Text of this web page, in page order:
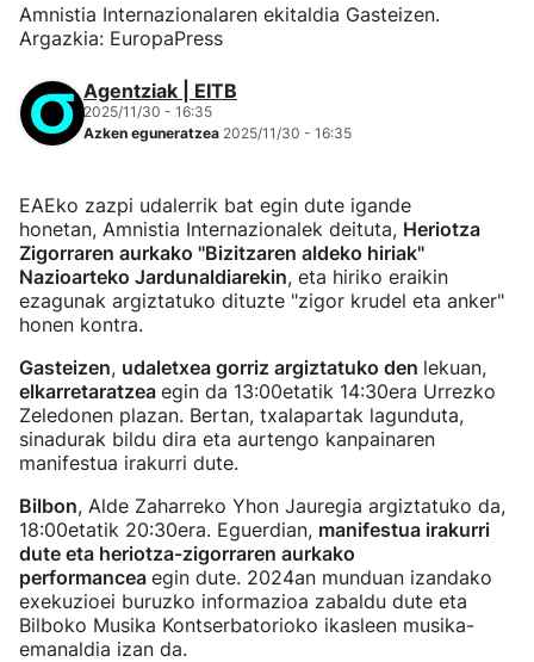
Amnistia Internazionalaren ekitaldia Gasteizen.
Argazkia: EuropaPress
Agentziak | EITB
2025/11/30 - 16:35
Azken eguneratzea 2025/11/30 - 16:35
EAEko zazpi udalerrik bat egin dute igande
honetan, Amnistia Internazionalek deituta, Heriotza
Zigorraren aurkako "Bizitzaren aldeko hiriak"
Nazioarteko Jardunaldiarekin, eta hiriko eraikin
ezagunak argiztatuko dituzte "zigor krudel eta anker"
honen kontra.
Gasteizen, udaletxea gorriz argiztatuko den lekuan,
elkarretaratzea egin da 13:00etatik 14:30era Urrezko
Zeledonen plazan. Bertan, txalapartak lagunduta,
sinadurak bildu dira eta aurtengo kanpainaren
manifestua irakurri dute.
Bilbon, Alde Zaharreko Yhon Jauregia argiztatuko da,
18:00etatik 20:30era. Eguerdian, manifestua irakurri
dute eta heriotza-zigorraren aurkako
performancea egin dute. 2024an munduan izandako
exekuzioei buruzko informazioa zabaldu dute eta
Bilboko Musika Kontserbatorioko ikasleen musika-
emanaldia izan da.